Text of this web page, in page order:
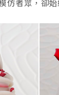
仿者眾，卻始